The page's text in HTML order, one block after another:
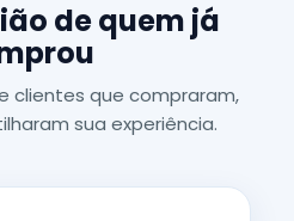
de quem já
clientes que compraram,
sua experiência.